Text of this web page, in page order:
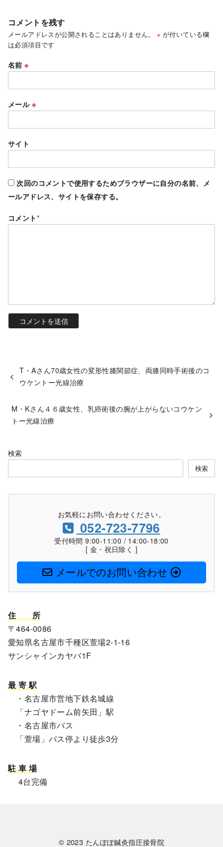
コメントを残す
メールアドレスが公開されることはありません。 ※ が付いている欄
は必須項目です
名前※
メール ※
サイト
次回のコメントで使用するためブラウザーに自分の名前、メ
ールアドレス、サイトを保存する。
コメント*
T・Aさん70歳女性の変形性膝関節症、両膝同時手術後のコ
ウケントー光線治療
M・Kさん４６歳女性、乳癌術後の腕が上がらないコウケン
トー光線治療
検索
検索
お気軽にお問い合わせください。
052-723-7796
受付時間 9:00-11:00 / 14:00-18:00
[ 金・祝日除く ]
メールでのお問い合わせ
住
所
〒464-0086
愛知県名古屋市千種区萱場2-1-16
サンシャインカヤバ1F
最 寄 駅
・名古屋市営地下鉄名城線
「ナゴヤドーム前矢田」駅
・名古屋市バス
「萱場」バス停より徒歩3分
駐 車 場
4台完備
© 2023 たんぽぽ鍼灸指圧接骨院